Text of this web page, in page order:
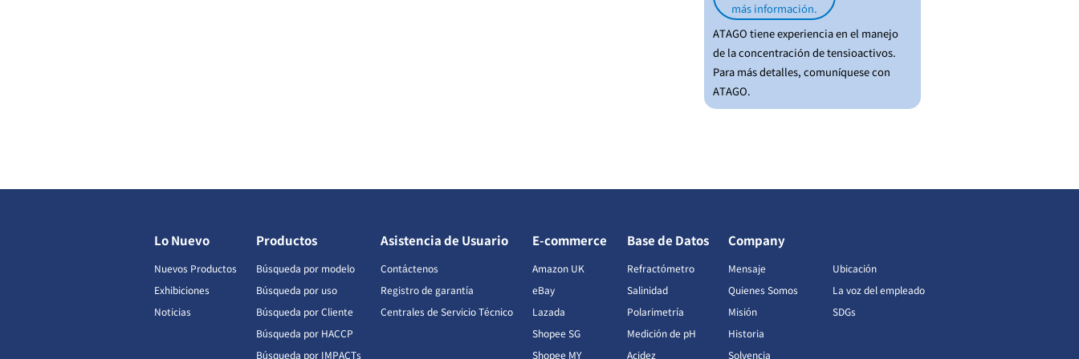
más información.
ATAGO tiene experiencia en el manejo
de la concentración de tensioactivos.
Para más detalles, comuníquese con
ATAGO.
Lo Nuevo
Nuevos Productos
Exhibiciones
Noticias
Productos
Búsqueda por modelo
Búsqueda por uso
Búsqueda por Cliente
Búsqueda por HACCP
Búsqueda por IMPACTs
Asistencia de Usuario
Contáctenos
Registro de garantía
Centrales de Servicio Técnico
E-commerce
Amazon UK
eBay
Lazada
Shopee SG
Shopee MY
Base de Datos
Refractómetro
Salinidad
Polarimetría
Medición de pH
Acidez
Company
Mensaje
Quienes Somos
Misión
Historia
Solvencia
Ubicación
La voz del empleado
SDGs